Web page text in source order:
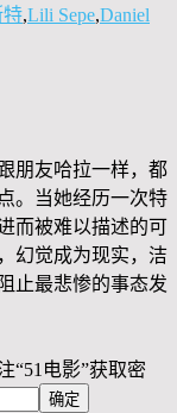
特,Lili Sepe,Daniel
朋友哈拉一样，都
。当她经历一次特
而被难以描述的可
幻觉成为现实，洁
止最悲惨的事态发
“51电影”获取密